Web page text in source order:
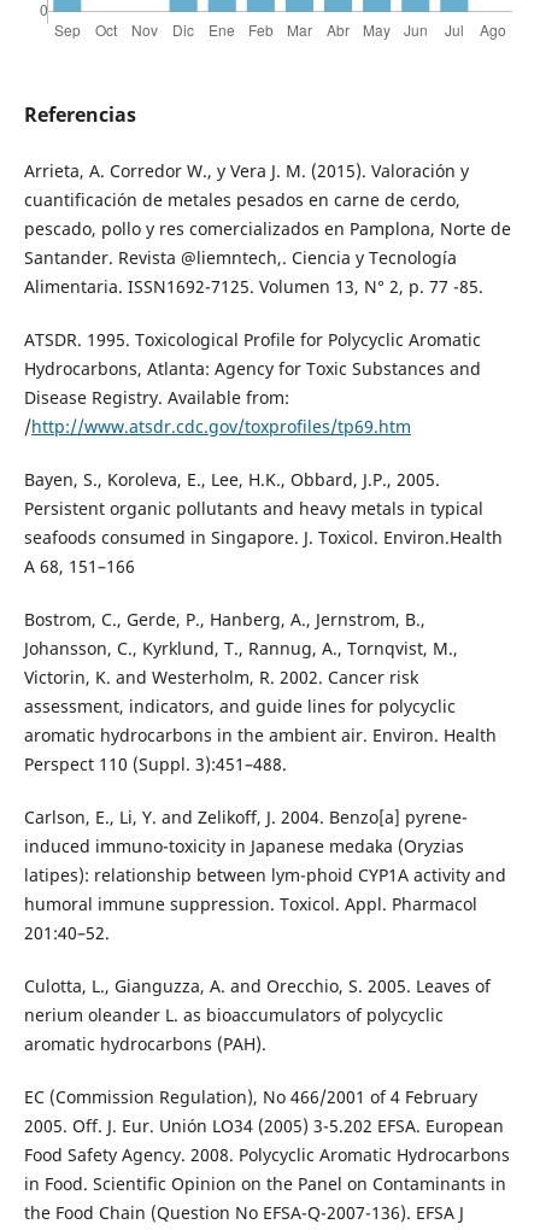
Referencias
Arrieta, A. Corredor W., y Vera J. M. (2015). Valoración y
cuantificación de metales pesados en carne de cerdo,
pescado, pollo y res comercializados en Pamplona, Norte de
Santander. Revista @liemntech,. Ciencia y Tecnología
Alimentaria. ISSN1692-7125. Volumen 13, N° 2, p. 77 -85.
ATSDR. 1995. Toxicological Profile for Polycyclic Aromatic
Hydrocarbons, Atlanta: Agency for Toxic Substances and
Disease Registry. Available from:
/http://www.atsdr.cdc.gov/toxprofiles/tp69.htm
Bayen, S., Koroleva, E., Lee, H.K., Obbard, J.P., 2005.
Persistent organic pollutants and heavy metals in typical
seafoods consumed in Singapore. J. Toxicol. Environ.Health
A 68, 151–166
Bostrom, C., Gerde, P., Hanberg, A., Jernstrom, B.,
Johansson, C., Kyrklund, T., Rannug, A., Tornqvist, M.,
Victorin, K. and Westerholm, R. 2002. Cancer risk
assessment, indicators, and guide lines for polycyclic
aromatic hydrocarbons in the ambient air. Environ. Health
Perspect 110 (Suppl. 3):451–488.
Carlson, E., Li, Y. and Zelikoff, J. 2004. Benzo[a] pyrene-
induced immuno-toxicity in Japanese medaka (Oryzias
latipes): relationship between lym-phoid CYP1A activity and
humoral immune suppression. Toxicol. Appl. Pharmacol
201:40–52.
Culotta, L., Gianguzza, A. and Orecchio, S. 2005. Leaves of
nerium oleander L. as bioaccumulators of polycyclic
aromatic hydrocarbons (PAH).
EC (Commission Regulation), No 466/2001 of 4 February
2005. Off. J. Eur. Unión LO34 (2005) 3-5.202 EFSA. European
Food Safety Agency. 2008. Polycyclic Aromatic Hydrocarbons
in Food. Scientific Opinion on the Panel on Contaminants in
the Food Chain (Question No EFSA-Q-2007-136). EFSA J